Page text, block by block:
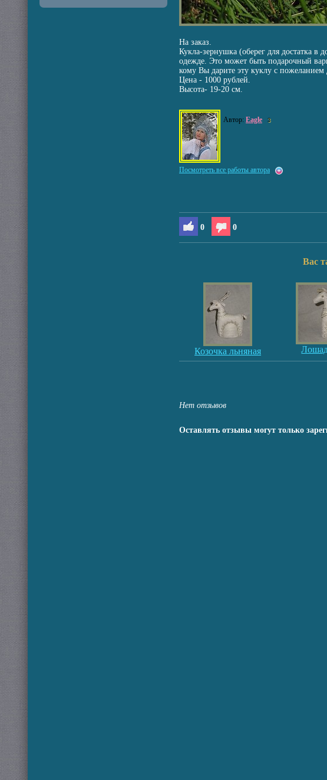
На заказ.
Кукла-зернушка (оберег для достатка в
одежде. Это может быть подарочный
кому Вы дарите эту куклу с пожеланием
Цена - 1000 рублей.
Высота- 19-20 см.
Автор: Eagle 3
Посмотреть все работы автора
0 0
Вас
Козочка льняная
Нет отзывов
Оставлять отзывы могут только